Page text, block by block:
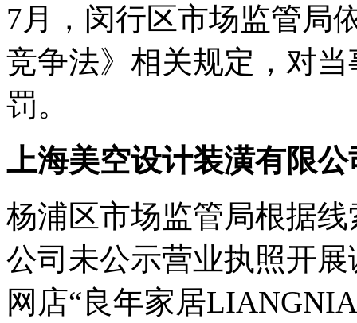
7月，闵行区市场监管局
竞争法》相关规定，对
罚。
上海美空设计装潢有限
杨浦区市场监管局根据
公司未公示营业执照开
网店“良年家居